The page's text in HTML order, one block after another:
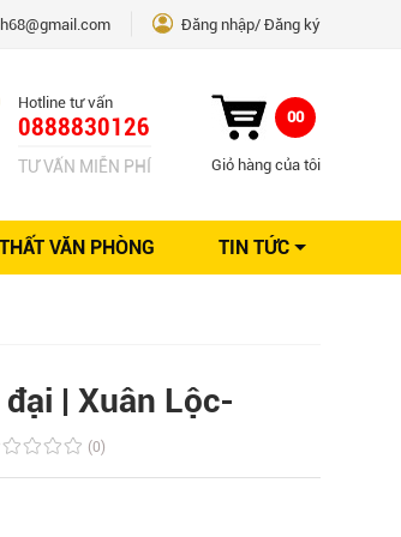
Đăng nhập Đăng ký
Hotline tư vấn
0888830126
TƯ VẤN MIỄN PHÍ
00
Giỏ hàng của tôi
VĂN PHÒNG TIN TỨC
pháp thiết kế
| Xuân Lộc-
(0)